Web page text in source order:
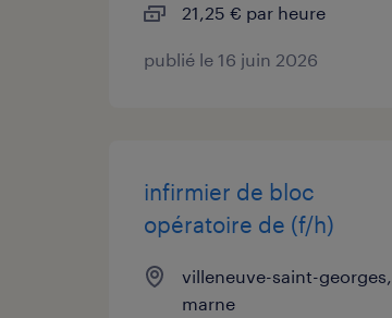
21,25 € par heure
publié le 16 juin 2026
infirmier de bloc
opératoire de (f/h)
villeneuve-saint-
marne